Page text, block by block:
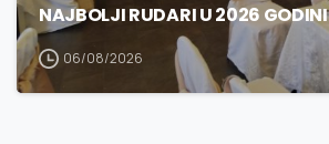
NAJBOLJI RUDARI U 2026 GODINI
06/08/2026